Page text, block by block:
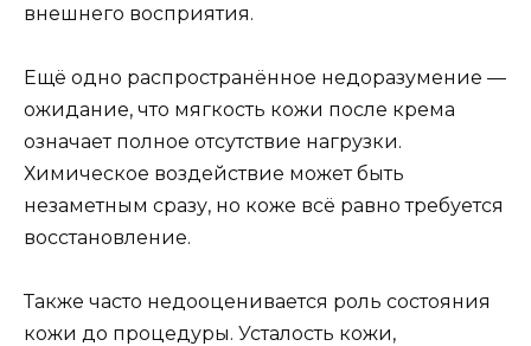
внешнего восприятия.
Ещё одно распространённое недоразумение —
ожидание, что мягкость кожи после крема
означает полное отсутствие нагрузки.
Химическое воздействие может быть
незаметным сразу, но коже всё равно требуется
восстановление.
Также часто недооценивается роль состояния
кожи до процедуры. Усталость кожи,